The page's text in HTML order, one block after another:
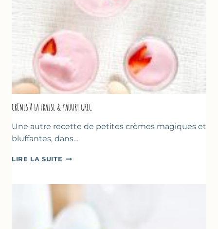
CRÈMES À LA FRAISE & YAOURT GREC
Une autre recette de petites crèmes magiques et
bluffantes, dans…
LIRE LA SUITE CRÈMES
FRAISE
YAOURT
GREC